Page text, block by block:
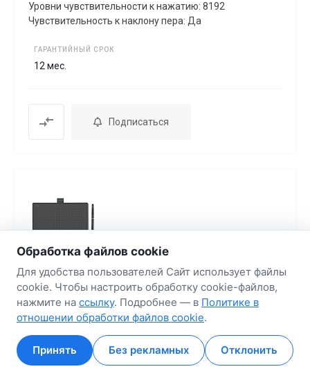
Главная Кабинет Избранные Сравнение
Главная Кабинет Избранные Сравнение
Уровни чувствительности к нажатию: 8192
Чувствительность к наклону пера: Да
ГАРАНТИЙНЫЙ СРОК
12 мес.
Подписаться
Графический планшет Parblo Ninos N7B
(черный)
Код товара 369332 АртикулNinos N7B (черный)
Нет в наличии
Обработка файлов cookie
Для удобства пользователей Сайт использует файлы
cookie. Чтобы настроить обработку cookie-файлов,
нажмите на ссылку. Подробнее — в Политике в
отношении обработки файлов cookie.
Принять Без рекламных Отклонить